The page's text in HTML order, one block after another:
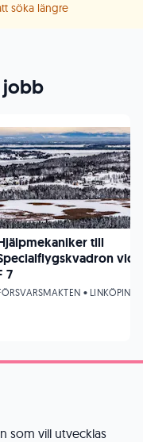
söka längre
som vill utvecklas
jobb
till
vid
7
• LINKÖPING